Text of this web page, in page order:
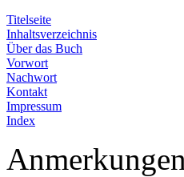
Titelseite
Inhaltsverzeichnis
Über das Buch
Vorwort
Nachwort
Kontakt
Impressum
Index